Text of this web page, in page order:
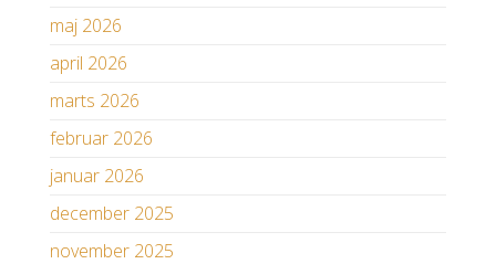
maj 2026
april 2026
marts 2026
februar 2026
januar 2026
december 2025
november 2025